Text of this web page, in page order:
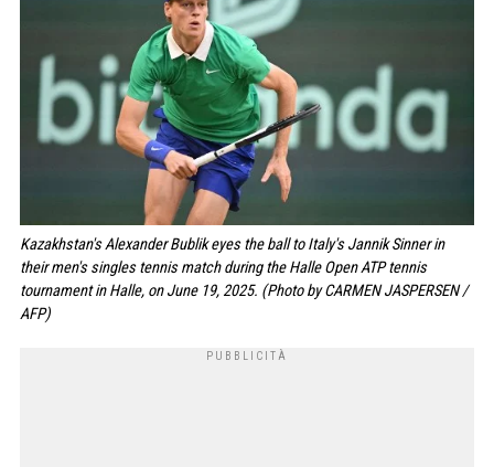
Kazakhstan's Alexander Bublik eyes the ball to Italy's Jannik Sinner in
their men's singles tennis match during the Halle Open ATP tennis
tournament in Halle, on June 19, 2025. (Photo by CARMEN JASPERSEN /
AFP)